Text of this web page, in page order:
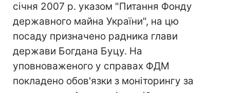
січня 2007 р. указом "Питання Фонду
державного майна України", на цю
посаду призначено радника глави
держави Богдана Буцу. На
уповноваженого у справах ФДМ
покладено обов'язки з моніторингу за